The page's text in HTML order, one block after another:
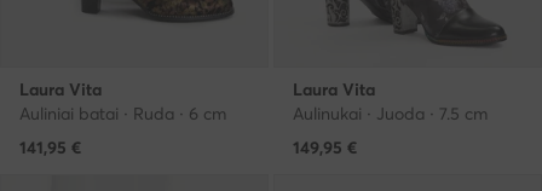
Laura Vita
Auliniai batai · Ruda · 6 cm
141,95 €
Laura Vita
Aulinukai · Juoda · 7.5 cm
149,95 €